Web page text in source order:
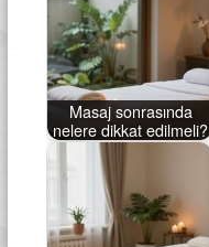
Masaj sonrasında
nelere dikkat edilmeli?